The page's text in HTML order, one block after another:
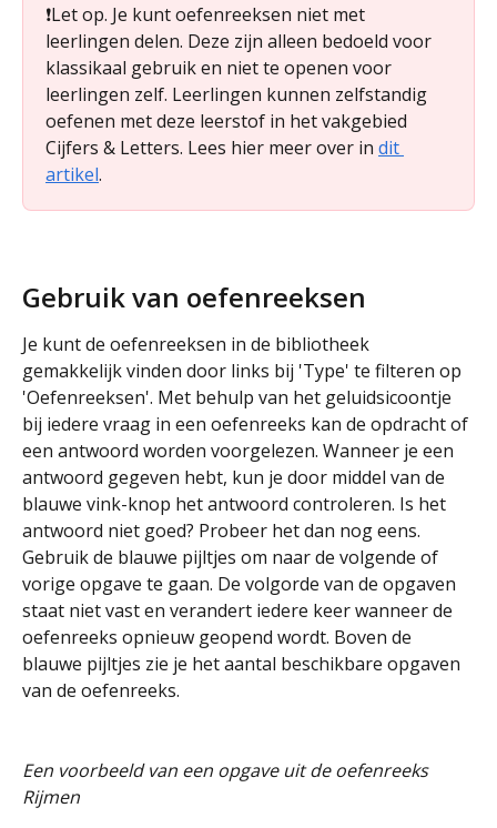
❗️Let op. Je kunt oefenreeksen niet met
leerlingen delen. Deze zijn alleen bedoeld voor
klassikaal gebruik en niet te openen voor
leerlingen zelf. Leerlingen kunnen zelfstandig
oefenen met deze leerstof in het vakgebied
Cijfers & Letters. Lees hier meer over in dit
artikel.
Gebruik van oefenreeksen
Je kunt de oefenreeksen in de bibliotheek
gemakkelijk vinden door links bij 'Type' te filteren op
'Oefenreeksen'. Met behulp van het geluidsicoontje
bij iedere vraag in een oefenreeks kan de opdracht of
een antwoord worden voorgelezen. Wanneer je een
antwoord gegeven hebt, kun je door middel van de
blauwe vink-knop het antwoord controleren. Is het
antwoord niet goed? Probeer het dan nog eens.
Gebruik de blauwe pijltjes om naar de volgende of
vorige opgave te gaan. De volgorde van de opgaven
staat niet vast en verandert iedere keer wanneer de
oefenreeks opnieuw geopend wordt. Boven de
blauwe pijltjes zie je het aantal beschikbare opgaven
van de oefenreeks.
Een voorbeeld van een opgave uit de oefenreeks
Rijmen